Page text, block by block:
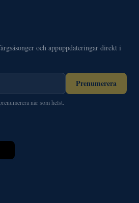
och appuppdateringar direkt i
Prenumerera
när som helst.